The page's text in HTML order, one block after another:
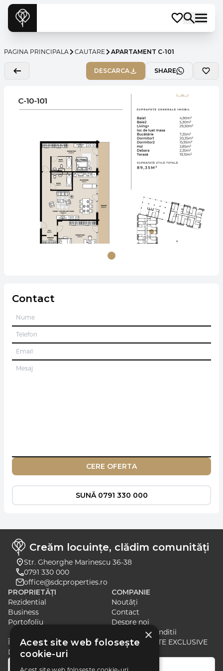
PAGINA PRINCIPALA CAUTARE APARTAMENT C-101
DESCARCA SHARE
Contact
CERE OFERTA
SUNĂ 0791 330 000
Creăm locuințe, clădim comunități
Str. Gheorghe Marinescu 36-38
0791 330 000
office@sdcproperties.ro
PROPRIETĂȚI
Rezidential
Business
Portofoliu
COMPANIE
Noutăți
Contact
Despre noi
Termeni si Conditii
ÎNSCRIE-TE PENTRU A PRIMI ȘTIRI ȘI OFERTE EXCLUSIVE
DESPRE CELE MAI RECENTE LANSĂRI
×
Acest site web folosește
cookie-uri